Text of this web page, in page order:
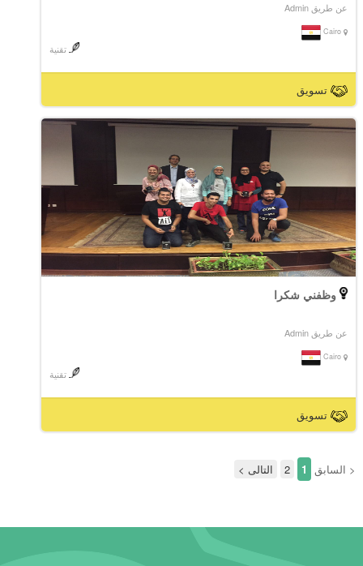
عن طريق Admin
Cairo
تقنية
تسويق
وظفني شكرا
عن طريق Admin
Cairo
تقنية
تسويق
< السابق 1
2 التالى >